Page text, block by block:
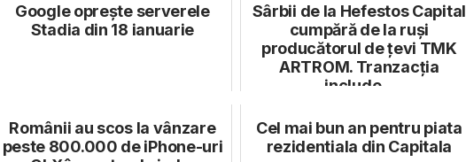
Google oprește serverele
Stadia din 18 ianuarie
Sârbii de la Hefestos Capital
cumpără de la ruși
producătorul de țevi TMK
ARTROM. Tranzacția
include...
Românii au scos la vânzare
peste 800.000 de iPhone-uri
Cel mai bun an pentru piata
rezidentiala din Capitala